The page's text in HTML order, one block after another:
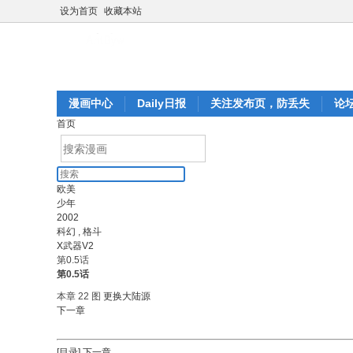
设为首页 收藏本站
漫画中心 Daily日报 关注发布页，防丢失 论
首页
欧美
少年
2002
科幻 , 格斗
X武器V2
第0.5话
第0.5话
本章 22 图 更换大陆源
下一章